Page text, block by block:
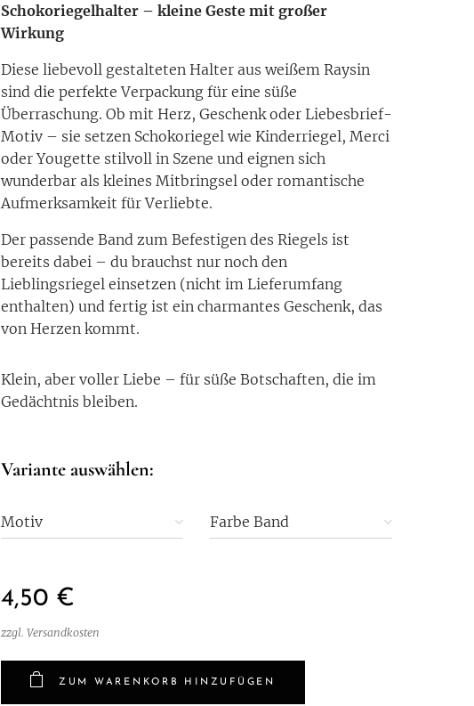
Schokoriegelhalter – kleine Geste mit großer
Wirkung
Diese liebevoll gestalteten Halter aus weißem Raysin
sind die perfekte Verpackung für eine süße
Überraschung. Ob mit Herz, Geschenk oder Liebesbrief-
Motiv – sie setzen Schokoriegel wie Kinderriegel, Merci
oder Yougette stilvoll in Szene und eignen sich
wunderbar als kleines Mitbringsel oder romantische
Aufmerksamkeit für Verliebte.
Der passende Band zum Befestigen des Riegels ist
bereits dabei – du brauchst nur noch den
Lieblingsriegel einsetzen (nicht im Lieferumfang
enthalten) und fertig ist ein charmantes Geschenk, das
von Herzen kommt.
Klein, aber voller Liebe – für süße Botschaften, die im
Gedächtnis bleiben.
Variante auswählen:
Motiv Farbe Band
4,50 €
zzgl. Versandkosten
ZUM WARENKORB HINZUFÜGEN